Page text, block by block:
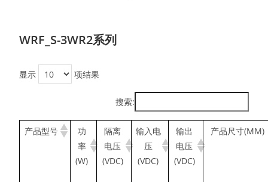
WRF_S-3WR2系列
显示 项结果
搜索:
产品型号
功
率
(W)
隔离
电压
(VDC)
输入电
压
(VDC)
输出
电压
(VDC)
产品尺寸(MM)